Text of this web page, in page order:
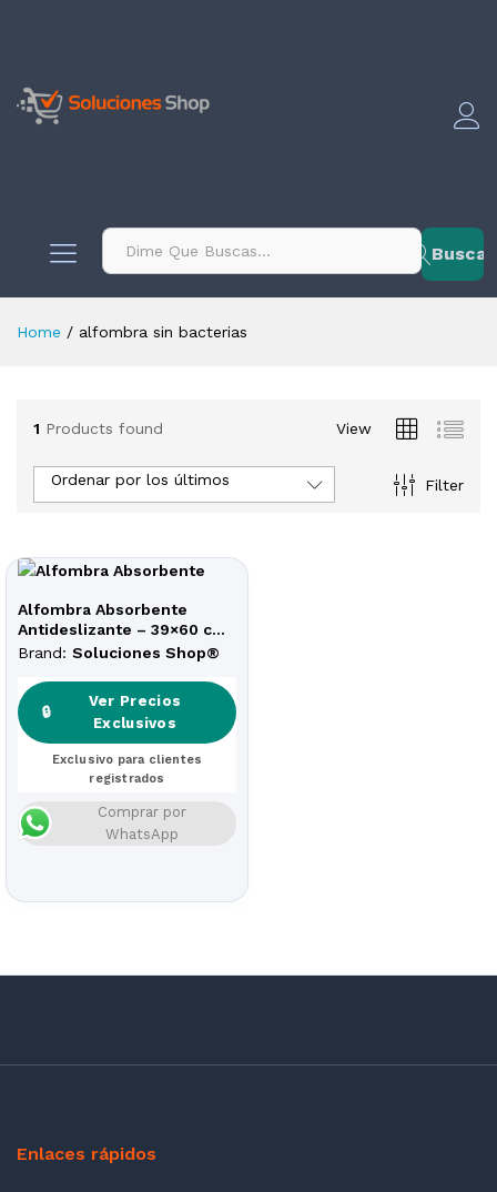
Buscar
Home / alfombra sin bacterias
1 Products found View
Filter
Ordenar por los últimos
Alfombra Absorbente
Antideslizante – 39×60 cm
– Secado Rápido y Fácil
Brand: Soluciones Shop®
🔒
Ver Precios
Exclusivos
Exclusivo para clientes
registrados
Comprar por
WhatsApp
Enlaces rápidos